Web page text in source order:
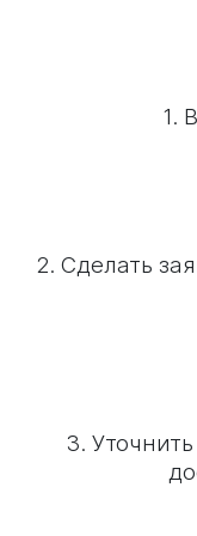
1.
2. Сделать
3.